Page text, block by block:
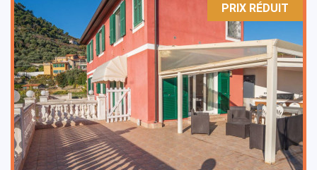
PRIX ​​RÉDUIT